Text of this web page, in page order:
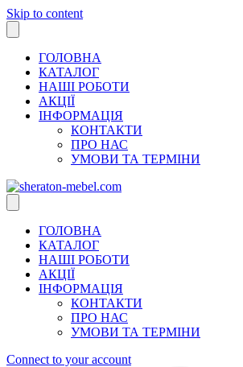
Skip to content
ГОЛОВНА
КАТАЛОГ
НАШІ РОБОТИ
АКЦІЇ
ІНФОРМАЦІЯ
КОНТАКТИ
ПРО НАС
УМОВИ ТА ТЕРМІНИ
ГОЛОВНА
КАТАЛОГ
НАШІ РОБОТИ
АКЦІЇ
ІНФОРМАЦІЯ
КОНТАКТИ
ПРО НАС
УМОВИ ТА ТЕРМІНИ
Connect to your account